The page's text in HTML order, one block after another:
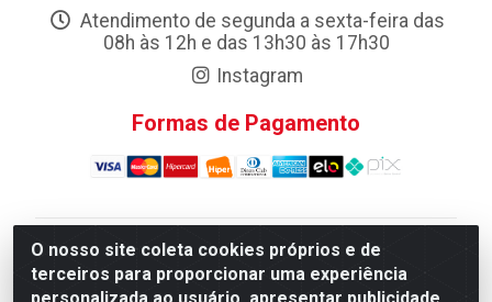
O nosso site coleta cookies próprios e de
terceiros para proporcionar uma experiência
Atendimento de segunda a sexta-feira das
08h às 12h e das 13h30 às 17h30
Instagram
Formas de Pagamento
Atacadao da Limpeza F. Pereira Queiroz Comercio e
Distribuicao LTDA - Quadra Qi 10 Lotes 39 e, 41 - Setor
Industrial (Taguatinga), Brasília/DF - CEP 72.135-100 -